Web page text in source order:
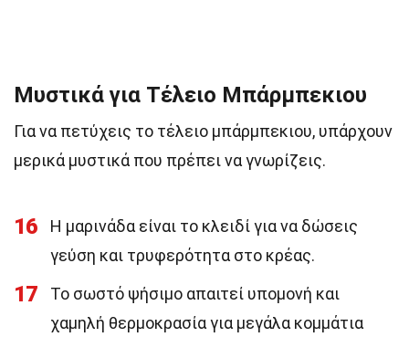
Μυστικά για Τέλειο Μπάρμπεκιου
Για να πετύχεις το τέλειο μπάρμπεκιου, υπάρχουν
μερικά μυστικά που πρέπει να γνωρίζεις.
16
Η μαρινάδα είναι το κλειδί για να δώσεις
γεύση και τρυφερότητα στο κρέας.
17
Το σωστό ψήσιμο απαιτεί υπομονή και
χαμηλή θερμοκρασία για μεγάλα κομμάτια